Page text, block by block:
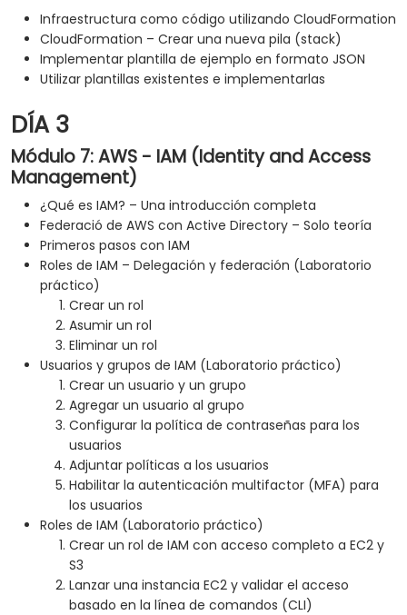
Infraestructura como código utilizando CloudFormation
CloudFormation – Crear una nueva pila (stack)
Implementar plantilla de ejemplo en formato JSON
Utilizar plantillas existentes e implementarlas
DÍA 3
Módulo 7: AWS - IAM (Identity and Access
Management)
¿Qué es IAM? – Una introducción completa
Federació de AWS con Active Directory – Solo teoría
Primeros pasos con IAM
Roles de IAM – Delegación y federación (Laboratorio
práctico)
Crear un rol
Asumir un rol
Eliminar un rol
Usuarios y grupos de IAM (Laboratorio práctico)
Crear un usuario y un grupo
Agregar un usuario al grupo
Configurar la política de contraseñas para los
usuarios
Adjuntar políticas a los usuarios
Habilitar la autenticación multifactor (MFA) para
los usuarios
Roles de IAM (Laboratorio práctico)
Crear un rol de IAM con acceso completo a EC2 y
S3
Lanzar una instancia EC2 y validar el acceso
basado en la línea de comandos (CLI)